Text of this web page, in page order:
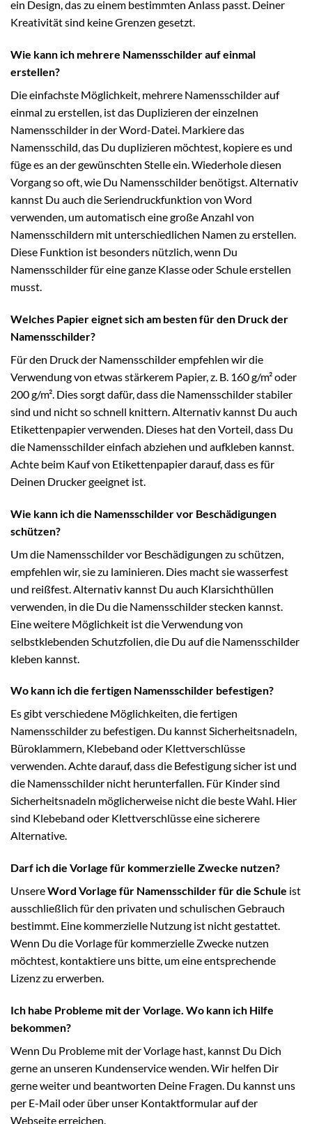
ein Design, das zu einem bestimmten Anlass passt. Deiner
Kreativität sind keine Grenzen gesetzt.
Wie kann ich mehrere Namensschilder auf einmal
erstellen?
Die einfachste Möglichkeit, mehrere Namensschilder auf
einmal zu erstellen, ist das Duplizieren der einzelnen
Namensschilder in der Word-Datei. Markiere das
Namensschild, das Du duplizieren möchtest, kopiere es und
füge es an der gewünschten Stelle ein. Wiederhole diesen
Vorgang so oft, wie Du Namensschilder benötigst. Alternativ
kannst Du auch die Seriendruckfunktion von Word
verwenden, um automatisch eine große Anzahl von
Namensschildern mit unterschiedlichen Namen zu erstellen.
Diese Funktion ist besonders nützlich, wenn Du
Namensschilder für eine ganze Klasse oder Schule erstellen
musst.
Welches Papier eignet sich am besten für den Druck der
Namensschilder?
Für den Druck der Namensschilder empfehlen wir die
Verwendung von etwas stärkerem Papier, z. B. 160 g/m² oder
200 g/m². Dies sorgt dafür, dass die Namensschilder stabiler
sind und nicht so schnell knittern. Alternativ kannst Du auch
Etikettenpapier verwenden. Dieses hat den Vorteil, dass Du
die Namensschilder einfach abziehen und aufkleben kannst.
Achte beim Kauf von Etikettenpapier darauf, dass es für
Deinen Drucker geeignet ist.
Wie kann ich die Namensschilder vor Beschädigungen
schützen?
Um die Namensschilder vor Beschädigungen zu schützen,
empfehlen wir, sie zu laminieren. Dies macht sie wasserfest
und reißfest. Alternativ kannst Du auch Klarsichthüllen
verwenden, in die Du die Namensschilder stecken kannst.
Eine weitere Möglichkeit ist die Verwendung von
selbstklebenden Schutzfolien, die Du auf die Namensschilder
kleben kannst.
Wo kann ich die fertigen Namensschilder befestigen?
Es gibt verschiedene Möglichkeiten, die fertigen
Namensschilder zu befestigen. Du kannst Sicherheitsnadeln,
Büroklammern, Klebeband oder Klettverschlüsse
verwenden. Achte darauf, dass die Befestigung sicher ist und
die Namensschilder nicht herunterfallen. Für Kinder sind
Sicherheitsnadeln möglicherweise nicht die beste Wahl. Hier
sind Klebeband oder Klettverschlüsse eine sicherere
Alternative.
Darf ich die Vorlage für kommerzielle Zwecke nutzen?
UnsereWord Vorlage für Namensschilder für die Schule ist
ausschließlich für den privaten und schulischen Gebrauch
bestimmt. Eine kommerzielle Nutzung ist nicht gestattet.
Wenn Du die Vorlage für kommerzielle Zwecke nutzen
möchtest, kontaktiere uns bitte, um eine entsprechende
Lizenz zu erwerben.
Ich habe Probleme mit der Vorlage. Wo kann ich Hilfe
bekommen?
Wenn Du Probleme mit der Vorlage hast, kannst Du Dich
gerne an unseren Kundenservice wenden. Wir helfen Dir
gerne weiter und beantworten Deine Fragen. Du kannst uns
per E-Mail oder über unser Kontaktformular auf der
Webseite erreichen.